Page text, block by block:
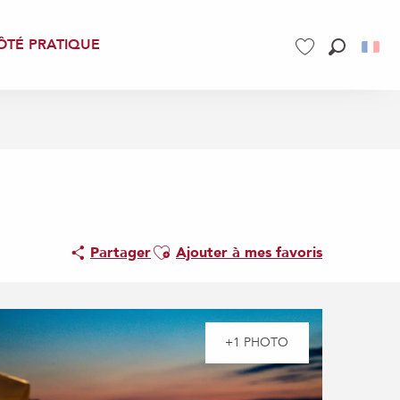
PRATIQUE
PartagerAjouter aux favoris
Ajouter à mes favoris
+1 PHOTO